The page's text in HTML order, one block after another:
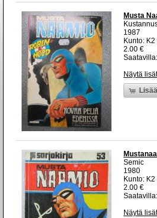
Musta
1987
Kunto:
2.00 €
Näytä
Semic
1980
Kunto:
2.00 €
Näytä